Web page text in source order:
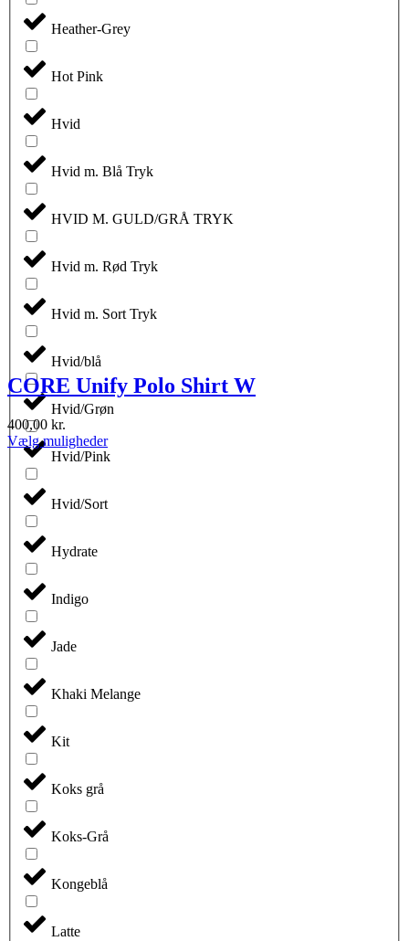
Heather-Grey
Hot Pink
Hvid
Hvid m. Blå Tryk
HVID M. GULD/GRÅ TRYK
Hvid m. Rød Tryk
Hvid m. Sort Tryk
Hvid/blå
Hvid/Grøn
Hvid/Pink
Hvid/Sort
Hydrate
Indigo
Jade
Khaki Melange
Kit
Koks grå
Koks-Grå
Kongeblå
Latte
CORE Unify Polo Shirt W
400,00 kr.
Vælg mulighederDette
vare
varianter.